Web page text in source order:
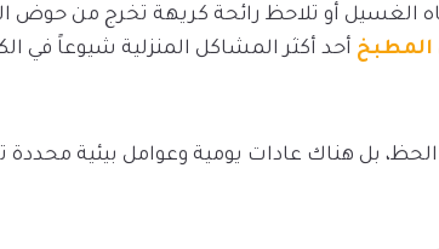
الغسيل أو تلاحظ رائحة كريهة تخرج من حوض
المطبخ أحد أكثر المشاكل المنزلية شيوعاً في
بل هناك عادات يومية وعوامل بيئية